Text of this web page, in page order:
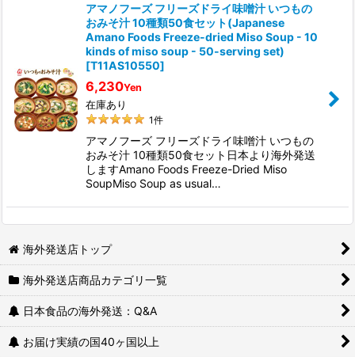
アマノフーズ フリーズドライ味噌汁 いつもの
おみそ汁 10種類50食セット(Japanese
Amano Foods Freeze-dried Miso Soup - 10
kinds of miso soup - 50-serving set)
[T11AS10550]
6,230Yen
在庫あり
1件
アマノフーズ フリーズドライ味噌汁 いつもの
おみそ汁 10種類50食セット日本より海外発送
しますAmano Foods Freeze-Dried Miso
SoupMiso Soup as usual…
海外発送店トップ
海外発送店商品カテゴリ一覧
日本食品の海外発送：Q&A
お届け実績の国40ヶ国以上